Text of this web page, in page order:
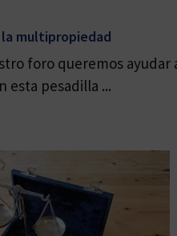
multipropiedad
foro queremos ayudar
esta pesadilla ...